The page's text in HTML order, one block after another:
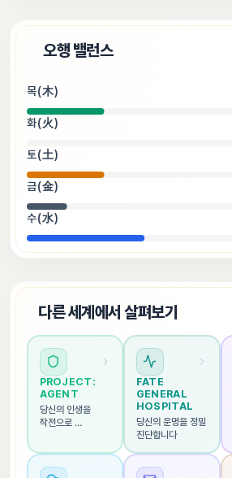
오행 밸런스
목(木)
화(火)
토(土)
금(金)
수(水)
다른 세계에서 살펴보기
PROJECT:
AGENT
당신의 인생을
작전으로
FATE
GENERAL
HOSPITAL
당신의 운명을 정밀
진단합니다